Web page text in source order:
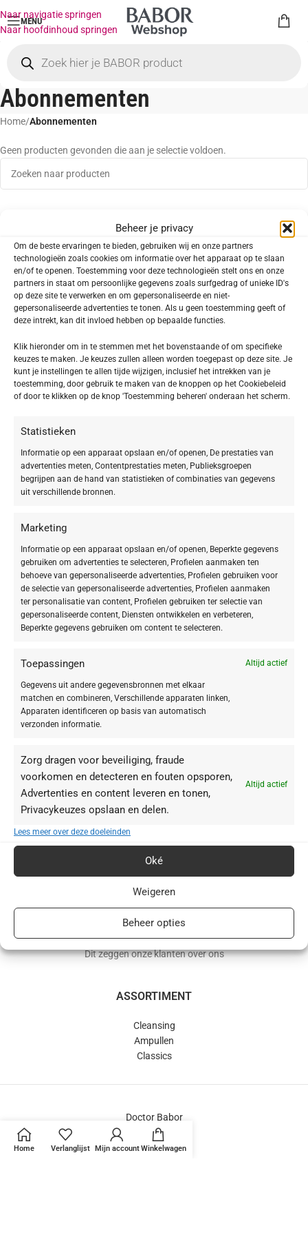
Beheer je privacy
Om de beste ervaringen te bieden, gebruiken wij en onze partners
technologieën zoals cookies om informatie over het apparaat op te slaan
en/of te openen. Toestemming voor deze technologieën stelt ons en onze
partners in staat om persoonlijke gegevens zoals surfgedrag of unieke ID's
op deze site te verwerken en om gepersonaliseerde en niet-
gepersonaliseerde advertenties te tonen. Als u geen toestemming geeft of
deze intrekt, kan dit invloed hebben op bepaalde functies.
Klik hieronder om in te stemmen met het bovenstaande of om specifieke
keuzes te maken. Je keuzes zullen alleen worden toegepast op deze site. Je
kunt je instellingen te allen tijde wijzigen, inclusief het intrekken van je
toestemming, door gebruik te maken van de knoppen op het Cookiebeleid
of door te klikken op de knop 'Toestemming beheren' onderaan het scherm.
Statistieken
Informatie op een apparaat opslaan en/of openen, De prestaties van
advertenties meten, Contentprestaties meten, Publieksgroepen
begrijpen aan de hand van statistieken of combinaties van gegevens
uit verschillende bronnen.
Marketing
Informatie op een apparaat opslaan en/of openen, Beperkte gegevens
gebruiken om advertenties te selecteren, Profielen aanmaken ten
behoeve van gepersonaliseerde advertenties, Profielen gebruiken voor
de selectie van gepersonaliseerde advertenties, Profielen aanmaken
ter personalisatie van content, Profielen gebruiken ter selectie van
gepersonaliseerde content, Diensten ontwikkelen en verbeteren,
Beperkte gegevens gebruiken om content te selecteren.
Toepassingen Altijd actief
Gegevens uit andere gegevensbronnen met elkaar
matchen en combineren, Verschillende apparaten linken,
Apparaten identificeren op basis van automatisch
verzonden informatie.
Zorg dragen voor beveiliging, fraude
voorkomen en detecteren en fouten opsporen,
Advertenties en content leveren en tonen,
Privacykeuzes opslaan en delen.
Altijd actief
Lees meer over deze doeleinden
Oké
Weigeren
Beheer opties
Naar navigatie springen
Naar hoofdinhoud springen
MENU
Abonnementen
Home/Abonnementen
Geen producten gevonden die aan je selectie voldoen.
BABOR webshop | schoonheidsinstituut.nl
+31(0)85 016 0072
info@schoonheidsinstituut.nl
KVK: 96875941
RECENSIES
Dit zeggen onze klanten over ons
ASSORTIMENT
Cleansing
Ampullen
Classics
Doctor Babor
SeaCreation®
HSR®
Home Verlanglijst Mijn accountWinkelwagen